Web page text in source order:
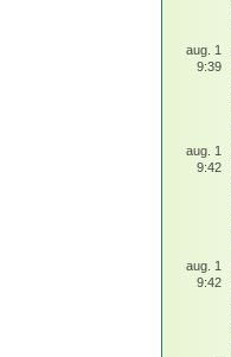
aug. 1
9:39
aug. 1
9:42
aug. 1
9:42